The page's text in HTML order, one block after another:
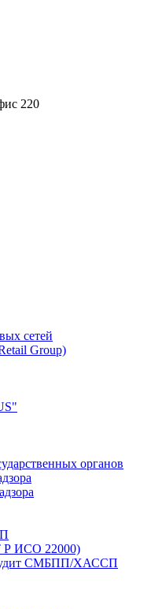
220
сетей
Group)
органов
ИСО 22000)
СМБПП/ХАССП